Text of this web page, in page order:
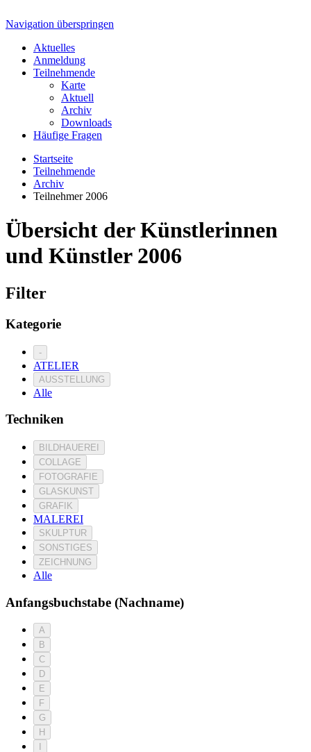
Navigation überspringen
Aktuelles
Anmeldung
Teilnehmende
Karte
Aktuell
Archiv
Downloads
Häufige Fragen
Startseite
Teilnehmende
Archiv
Teilnehmer 2006
Übersicht der Künstlerinnen
und Künstler 2006
Filter
Kategorie
-
ATELIER
AUSSTELLUNG
Alle
Techniken
BILDHAUEREI
COLLAGE
FOTOGRAFIE
GLASKUNST
GRAFIK
MALEREI
SKULPTUR
SONSTIGES
ZEICHNUNG
Alle
Anfangsbuchstabe (Nachname)
A
B
C
D
E
F
G
H